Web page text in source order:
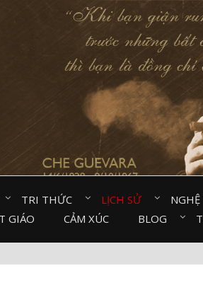
TRI THỨC⠀ LỊCH SỬ⠀ NGHỆ
GIÁO⠀
CẢM XÚC⠀ BLOG⠀